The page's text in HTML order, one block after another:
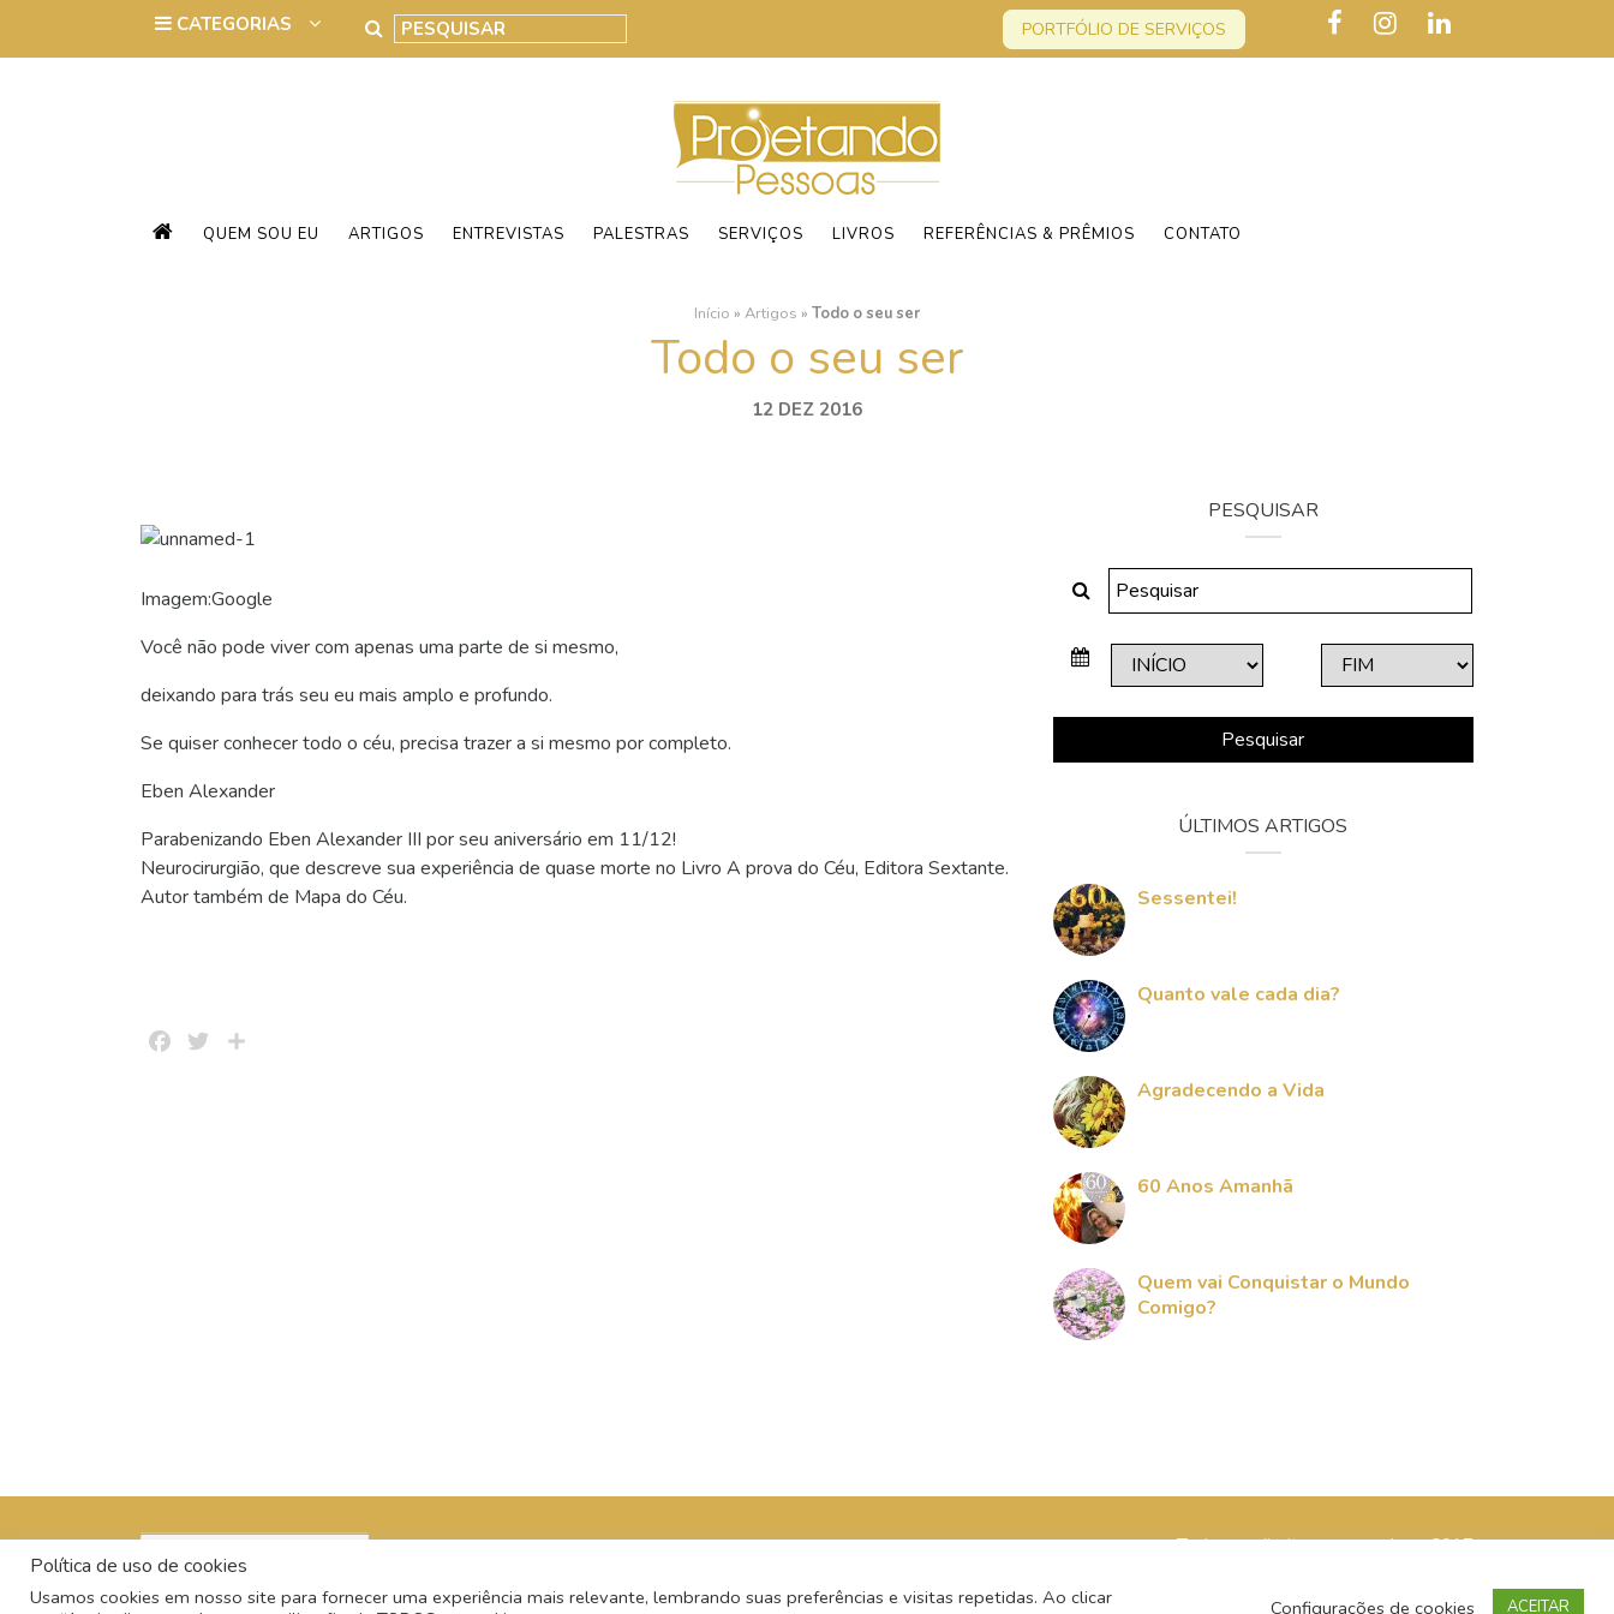
PORTFÓLIO DE SERVIÇOS
QUEM SOU EU ARTIGOS ENTREVISTAS PALESTRAS SERVIÇOS LIVROS REFERÊNCIAS & PRÊMIOS CONTATO
Início » Artigos » Todo o seu ser
Todo o seu ser
12 DEZ 2016
Imagem:Google
Você não pode viver com apenas uma parte de si mesmo,
deixando para trás seu eu mais amplo e profundo.
Se quiser conhecer todo o céu, precisa trazer a si mesmo por completo.
Eben Alexander
Parabenizando Eben Alexander III por seu aniversário em 11/12!
Neurocirurgião, que descreve sua experiência de quase morte no Livro A prova do Céu, Editora Sextante.
Autor também de Mapa do Céu.
FacebookTwitter
PESQUISAR
Pesquisar
ÚLTIMOS ARTIGOS
Sessentei!
Quanto vale cada dia?
Agradecendo a Vida
60 Anos Amanhã
Quem vai Conquistar o Mundo
Comigo?
Todos os direitos reservados - 2017
Política de uso de cookies
Usamos cookies em nosso site para fornecer uma experiência mais relevante, lembrando suas preferências e visitas repetidas. Ao clicar
Configurações de cookies ACEITAR